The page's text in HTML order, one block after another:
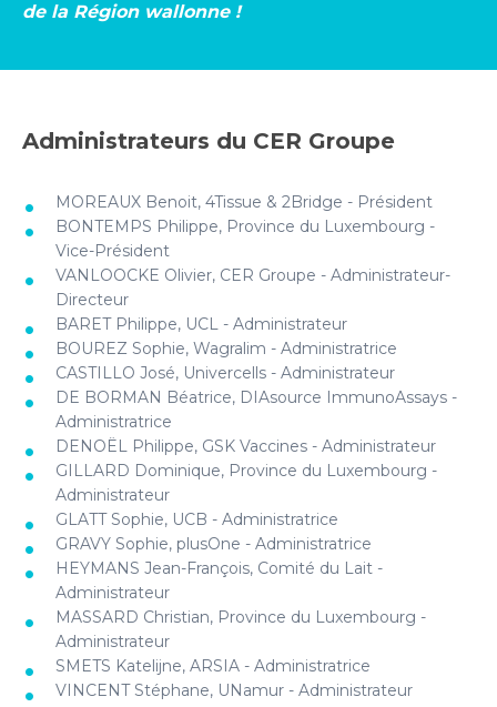
de la Région wallonne !
Administrateurs du CER Groupe
MOREAUX Benoit, 4Tissue & 2Bridge - Président
BONTEMPS Philippe, Province du Luxembourg -
Vice-Président
VANLOOCKE Olivier, CER Groupe - Administrateur-
Directeur
BARET Philippe, UCL - Administrateur
BOUREZ Sophie, Wagralim - Administratrice
CASTILLO José, Univercells - Administrateur
DE BORMAN Béatrice, DIAsource ImmunoAssays -
Administratrice
DENOËL Philippe, GSK Vaccines - Administrateur
GILLARD Dominique, Province du Luxembourg -
Administrateur
GLATT Sophie, UCB - Administratrice
GRAVY Sophie, plusOne - Administratrice
HEYMANS Jean-François, Comité du Lait -
Administrateur
MASSARD Christian, Province du Luxembourg -
Administrateur
SMETS Katelijne, ARSIA - Administratrice
VINCENT Stéphane, UNamur - Administrateur